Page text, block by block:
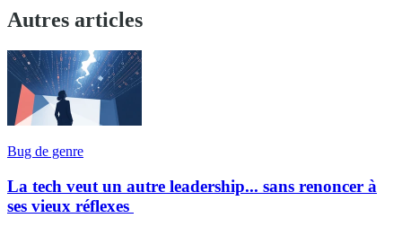
Autres articles
Bug de genre
La tech veut un autre leadership... sans renoncer à
ses vieux réflexes